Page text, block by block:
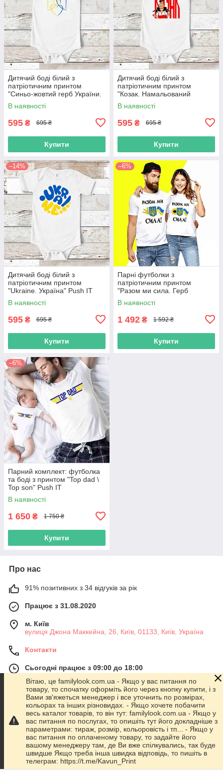
Дитячий боді білий з
патріотичним принтом
"Синьо-жовтий герб України.
Тризуб" Push IT
В наявності
595 ₴ 695 ₴
Купити
Дитячий боді білий з
патріотичним принтом
"Козак. Намальований
козачок" Push IT
В наявності
595 ₴ 695 ₴
Купити
–14%
Дитячий боді білий з
патріотичним принтом
"Ukraine. Україна" Push IT
В наявності
595 ₴ 695 ₴
Купити
–6%
Парні футболки з
патріотичним принтом
"Разом ми сила. Герб
України. Прапор України.
Соняшник" Push IT
В наявності
1 492 ₴ 1 592 ₴
Купити
–6%
Парний комплект: футболка
та боді з принтом "Top dad \
Top son" Push IT
В наявності
1 650 ₴ 1 750 ₴
Купити
Про нас
91% позитивних з 34 відгуків за рік
Працює з 31.08.2020
м. Київ
вулиця Джона Маккейна, 26, Київ, 01133, Київ, Україна
Контакти
Сьогодні працює з 09:00 до 18:00
Показати весь графік роботи
Про нас
Контакти
Доставка та оплата
Вітаю, це familylook.com.ua - Якщо у вас питання по
товару, то спочатку оформіть його через кнопку купити, і з
Вами зв'яжеться менеджер і все уточнить по розмірах,
кольорах та інших різновидах. - Якщо хочете побачити
весь каталог товарів, то він тут: familylook.com.ua - Якщо у
вас питання по послугах, то опишіть тут його докладніше з
параметрами: тираж, розмір, кольоровість і тп... - Якщо у
вас питання по оплаченому товару, то задайте його
вашому менеджеру там, де Ви вже спілкувались, так буде
швидше Якщо треба інша швидка відповідь, то пишіть в
телеграм: https://t.me/Kavun_Print